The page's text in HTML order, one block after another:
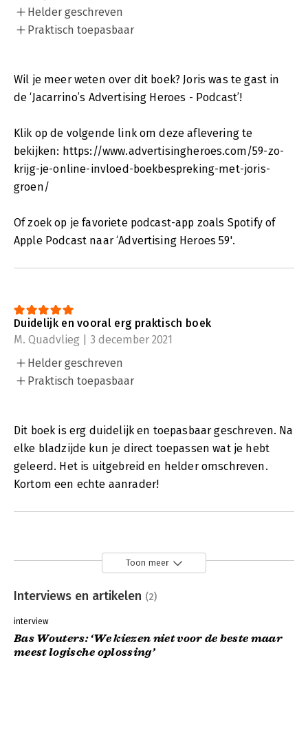
Helder geschreven
Praktisch toepasbaar
Wil je meer weten over dit boek? Joris was te gast in
de ‘Jacarrino’s Advertising Heroes - Podcast’!
Klik op de volgende link om deze aflevering te
bekijken: https://www.advertisingheroes.com/59-zo-
krijg-je-online-invloed-boekbespreking-met-joris-
groen/
Of zoek op je favoriete podcast-app zoals Spotify of
Apple Podcast naar ‘Advertising Heroes 59'.
Duidelijk en vooral erg praktisch boek
M. Quadvlieg | 3 december 2021
Helder geschreven
Praktisch toepasbaar
Dit boek is erg duidelijk en toepasbaar geschreven. Na
elke bladzijde kun je direct toepassen wat je hebt
geleerd. Het is uitgebreid en helder omschreven.
Kortom een echte aanrader!
Toon meer
Interviews en artikelen (2)
interview
Bas Wouters: ‘We kiezen niet voor de beste maar
meest logische oplossing’